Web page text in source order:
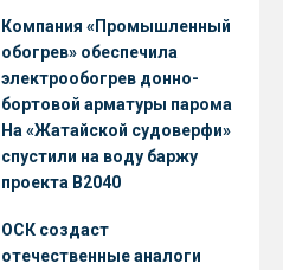
Компания «Промышленный
обогрев» обеспечила
электрообогрев донно-
бортовой арматуры парома
«Петропавловск» проекта
CNF22
На «Жатайской судоверфи»
спустили на воду баржу
проекта В2040
ОСК создаст
отечественные аналоги